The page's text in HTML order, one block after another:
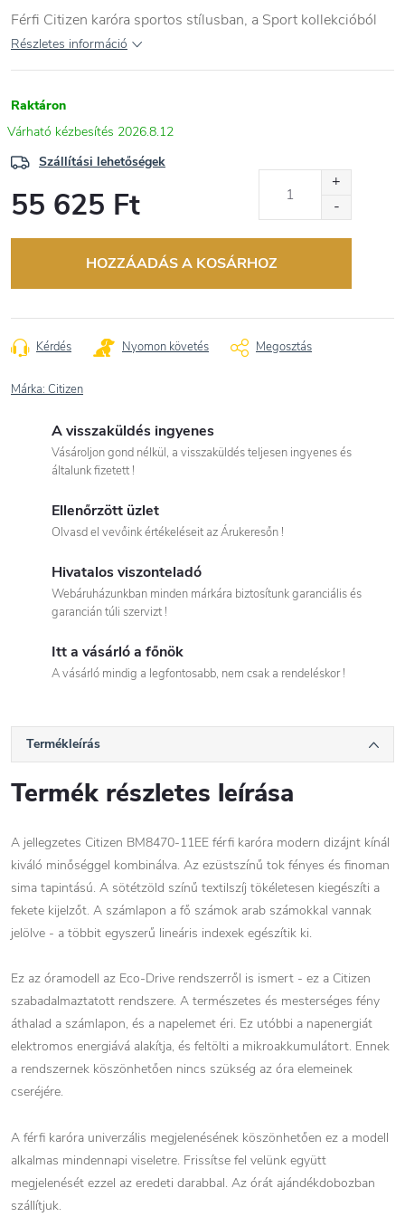
Férfi Citizen karóra sportos stílusban, a Sport kollekcióból
Részletes információ
Raktáron
2026.8.12
Szállítási lehetőségek
55 625 Ft
HOZZÁADÁS A KOSÁRHOZ
Kérdés Nyomon követés Megosztás
Márka: Citizen
A visszaküldés ingyenes
Vásároljon gond nélkül, a visszaküldés teljesen ingyenes és
általunk fizetett !
Ellenőrzött üzlet
Olvasd el vevőink értékeléseit az Árukeresőn !
Hivatalos viszonteladó
Webáruházunkban minden márkára biztosítunk garanciális és
garancián túli szervizt !
Itt a vásárló a főnök
A vásárló mindig a legfontosabb, nem csak a rendeléskor !
Termékleírás
Termék részletes leírása
A jellegzetes Citizen BM8470-11EE férfi karóra modern dizájnt kínál
kiváló minőséggel kombinálva. Az ezüstszínű tok fényes és finoman
sima tapintású. A sötétzöld színű textilszíj tökéletesen kiegészíti a
fekete kijelzőt. A számlapon a fő számok arab számokkal vannak
jelölve - a többit egyszerű lineáris indexek egészítik ki.
Ez az óramodell az Eco-Drive rendszerről is ismert - ez a Citizen
szabadalmaztatott rendszere. A természetes és mesterséges fény
áthalad a számlapon, és a napelemet éri. Ez utóbbi a napenergiát
elektromos energiává alakítja, és feltölti a mikroakkumulátort. Ennek
a rendszernek köszönhetően nincs szükség az óra elemeinek
cseréjére.
A férfi karóra univerzális megjelenésének köszönhetően ez a modell
alkalmas mindennapi viseletre. Frissítse fel velünk együtt
megjelenését ezzel az eredeti darabbal. Az órát ajándékdobozban
szállítjuk.